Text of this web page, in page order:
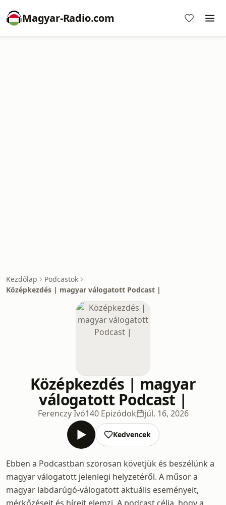
Magyar-Radio.com
Kezdőlap
Podcastok
Középkezdés | magyar válogatott Podcast |
Középkezdés | magyar
válogatott Podcast |
Ferenczy Ivó140 Epizódok júl. 16, 2026
Kedvencek
Ebben a Podcastban szorosan követjük és beszélünk a
magyar válogatott jelenlegi helyzetéről. A műsor a
magyar labdarúgó-válogatott aktuális eseményeit,